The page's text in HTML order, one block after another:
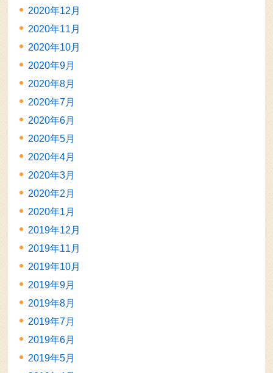
2020年12月
2020年11月
2020年10月
2020年9月
2020年8月
2020年7月
2020年6月
2020年5月
2020年4月
2020年3月
2020年2月
2020年1月
2019年12月
2019年11月
2019年10月
2019年9月
2019年8月
2019年7月
2019年6月
2019年5月